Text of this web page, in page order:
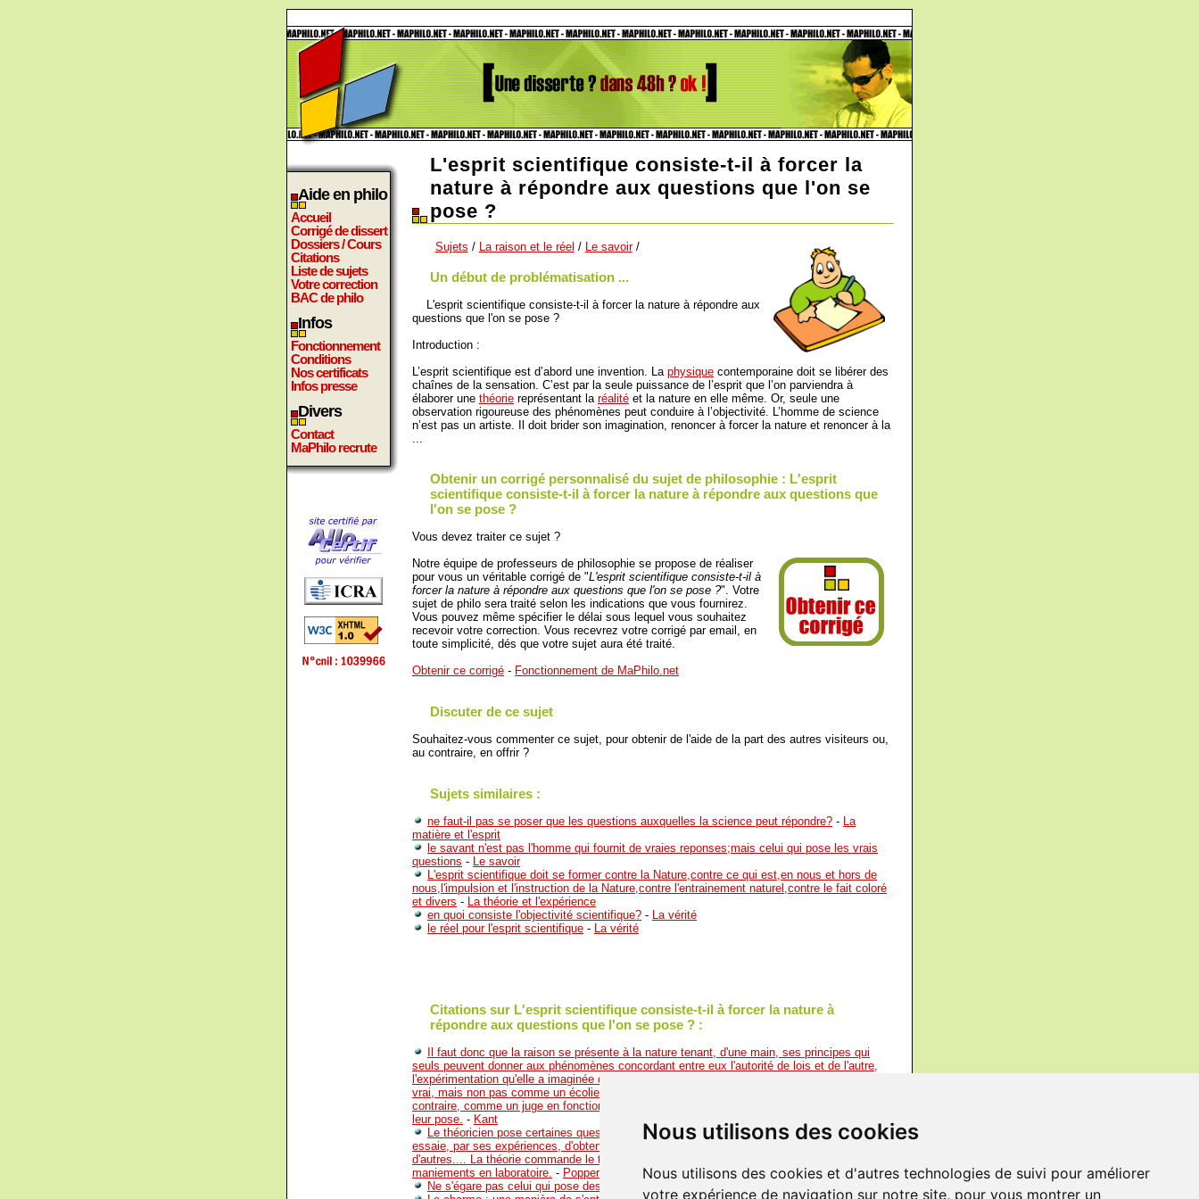
Nous utilisons des cookies
Nous utilisons des cookies et d'autres technologies de suivi pour améliorer
votre expérience de navigation sur notre site, pour vous montrer un
Aide en philo
Accueil
Corrigé de dissert
Dossiers / Cours
Citations
Liste de sujets
Votre correction
BAC de philo
Infos
Fonctionnement
Conditions
Nos certificats
Infos presse
Divers
Contact
MaPhilo recrute
L'esprit scientifique consiste-t-il à forcer la
nature à répondre aux questions que l'on se
pose ?
Sujets / La raison et le réel / Le savoir/
Un début de problématisation ...
L'esprit scientifique consiste-t-il à forcer la nature à répondre aux
questions que l'on se pose ?
Introduction :
L’esprit scientifique est d’abord une invention. La physique contemporaine doit se libérer des
chaînes de la sensation. C’est par la seule puissance de l’esprit que l’on parviendra à
élaborer une théorie représentant la réalité et la nature en elle même. Or, seule une
observation rigoureuse des phénomènes peut conduire à l’objectivité. L’homme de science
n’est pas un artiste. Il doit brider son imagination, renoncer à forcer la nature et renoncer à la
Obtenir un corrigé personnalisé du sujet de philosophie : L'esprit
scientifique consiste-t-il à forcer la nature à répondre aux questions que
l'on se pose ?
Vous devez traiter ce sujet ?
Notre équipe de professeurs de philosophie se propose de réaliser
pour vous un véritable corrigé de "L'esprit scientifique consiste-t-il à
forcer la nature à répondre aux questions que l'on se pose ?". Votre
sujet de philo sera traité selon les indications que vous fournirez.
Vous pouvez même spécifier le délai sous lequel vous souhaitez
recevoir votre correction. Vous recevrez votre corrigé par email, en
toute simplicité, dés que votre sujet aura été traité.
Obtenir ce corrigé - Fonctionnement de MaPhilo.net
Discuter de ce sujet
Souhaitez-vous commenter ce sujet, pour obtenir de l'aide de la part des autres visiteurs ou,
au contraire, en offrir ?
Sujets similaires :
ne faut-il pas se poser que les questions auxquelles la science peut répondre? - La
matière et l'esprit
le savant n'est pas l'homme qui fournit de vraies reponses;mais celui qui pose les vrais
questions - Le savoir
L'esprit scientifique doit se former contre la Nature,contre ce qui est,en nous et hors de
nous,l'impulsion et l'instruction de la Nature,contre l'entrainement naturel,contre le fait coloré
et divers - La théorie et l'expérience
en quoi consiste l'objectivité scientifique? - La vérité
le réel pour l'esprit scientifique - La vérité
Citations sur L'esprit scientifique consiste-t-il à forcer la nature à
répondre aux questions que l'on se pose ? :
Il faut donc que la raison se présente à la nature tenant, d'une main, ses principes qui
seuls peuvent donner aux phénomènes concordant entre eux l'autorité de lois et de l'autre,
l'expérimentation qu'elle a imaginée d'après ces principes pour être instruite par elle, il est
vrai, mais non pas comme un écolier qui se laisse dire tout ce qu'il plaît au maître, mais au
contraire, comme un juge en fonction qui force les témoins à répondre aux questions qu'il
leur pose. - Kant
Le théoricien pose certaines questions déterminées à l'expérimentateur et ce dernier
essaie, par ses expériences, d'obtenir une réponse décisive à ces questions là et non à
d'autres.... La théorie commande le travail expérimental de sa conception aux derniers
maniements en laboratoire. - Popper
Ne s'égare pas celui qui pose des questions.
Anonyme